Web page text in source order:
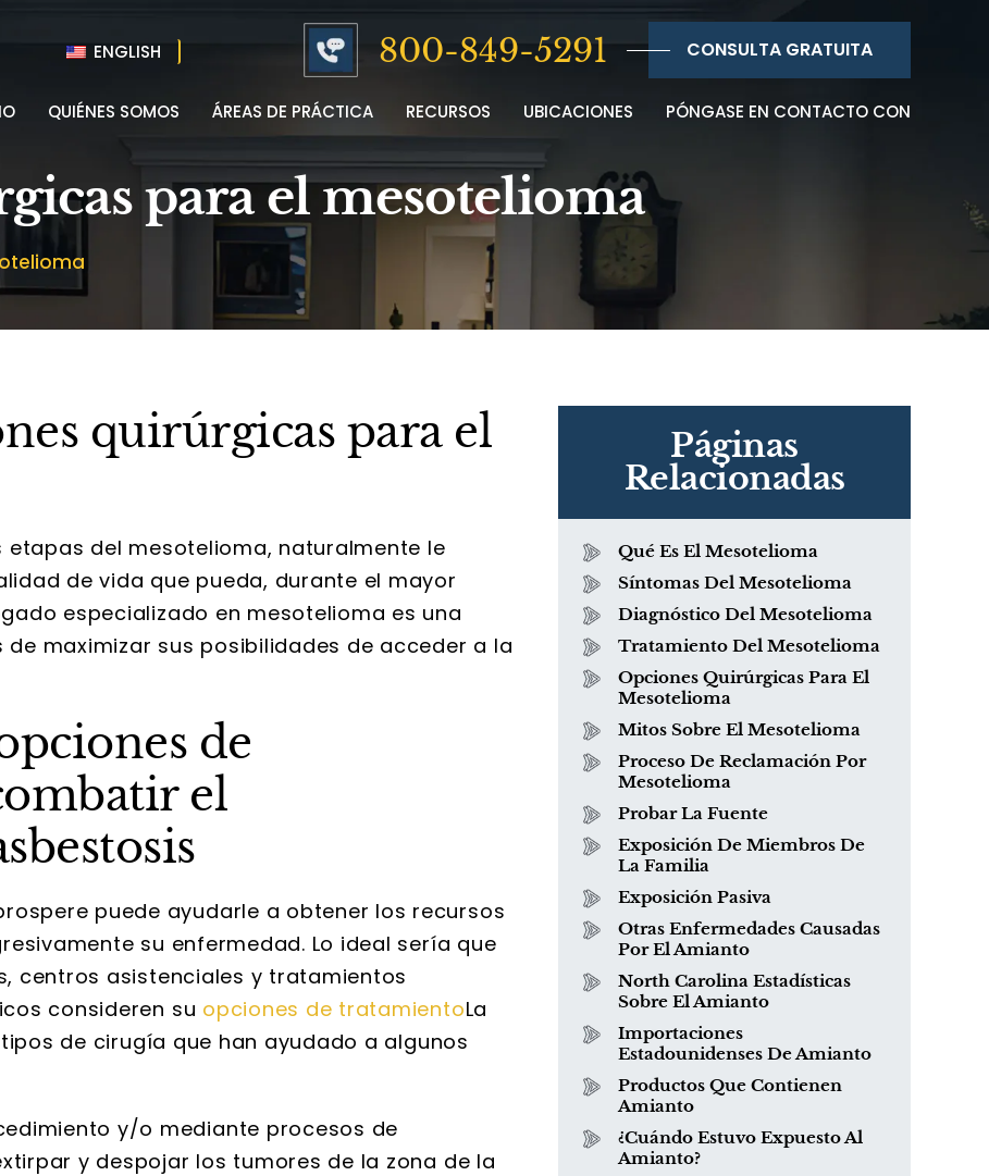
ENGLISH 800-849-5291 CONSULTA GRATUITA
QUIÉNES SOMOS ÁREAS DE PRÁCTICA RECURSOS UBICACIONES PÓNGASE EN CONTACTO CON
para el mesotelioma
quirúrgicas para el
del mesotelioma, naturalmente le
de vida que pueda, durante el mayor
especializado en mesotelioma es una
maximizar sus posibilidades de acceder a la
de
el
puede ayudarle a obtener los recursos
su enfermedad. Lo ideal sería que
centros asistenciales y tratamientos
consideren su opciones de tratamientoLa
de cirugía que han ayudado a algunos
y/o mediante procesos de
y despojar los tumores de la zona de la
Páginas
Relacionadas
Qué Es El Mesotelioma
Síntomas Del Mesotelioma
Diagnóstico Del Mesotelioma
Tratamiento Del Mesotelioma
Opciones Quirúrgicas Para El
Mesotelioma
Mitos Sobre El Mesotelioma
Proceso De Reclamación Por
Mesotelioma
Probar La Fuente
Exposición De Miembros De
La Familia
Exposición Pasiva
Otras Enfermedades Causadas
Por El Amianto
North Carolina Estadísticas
Sobre El Amianto
Importaciones
Estadounidenses De Amianto
Productos Que Contienen
Amianto
¿Cuándo Estuvo Expuesto Al
Amianto?